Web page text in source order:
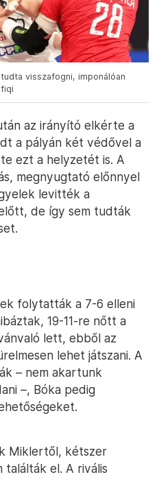
visszafogni, imponálóan
az irányító elkérte a
a pályán két védővel a
ezt a helyzetét is. A
megnyugtató előnnyel
levitték a
de így sem tudták
folytatták a 7-6 elleni
19-11-re nőtt a
lett, ebből az
lehet játszani. A
– nem akartunk
–, Bóka pedig
Miklertől, kétszer
találták el. A rivális